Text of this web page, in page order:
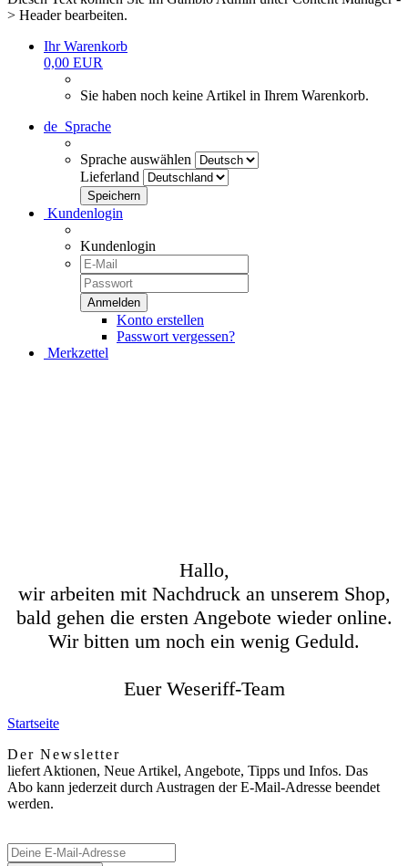
> Header bearbeiten.
Ihr Warenkorb
0,00 EUR
Sie haben noch keine Artikel in Ihrem Warenkorb.
de Sprache
Sprache auswählen
Lieferland
Kundenlogin
Kundenlogin
Konto erstellen
Passwort vergessen?
Merkzettel
Hallo,
wir arbeiten mit Nachdruck an unserem Shop,
bald gehen die ersten Angebote wieder online.
Wir bitten um noch ein wenig Geduld.
Euer Weseriff-Team
Startseite
Der Newsletter
liefert Aktionen, Neue Artikel, Angebote, Tipps und Infos. Das
Abo kann jederzeit durch Austragen der E-Mail-Adresse beendet
werden.